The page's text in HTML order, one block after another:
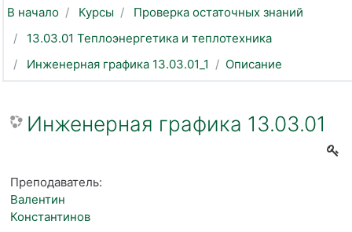
В начало Курсы
Проверка остаточных знаний
13.03.01 Теплоэнергетика и теплотехника
Инженерная графика 13.03.01_1
Описание
Инженерная графика 13.03.01
Преподаватель:
Валентин
Константинов